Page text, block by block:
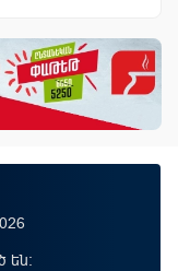
են: